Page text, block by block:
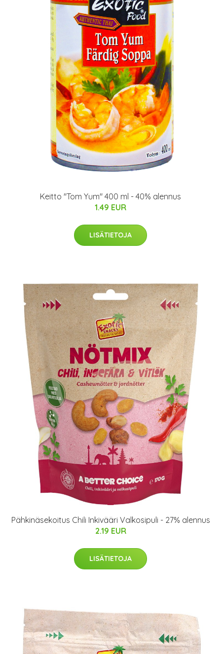
Keitto "Tom Yum" 400 ml - 40% alennus
1.49 EUR
LISÄTIETOJA
Pähkinäsekoitus Chili Inkivääri Valkosipuli - 27% alennus
2.19 EUR
LISÄTIETOJA